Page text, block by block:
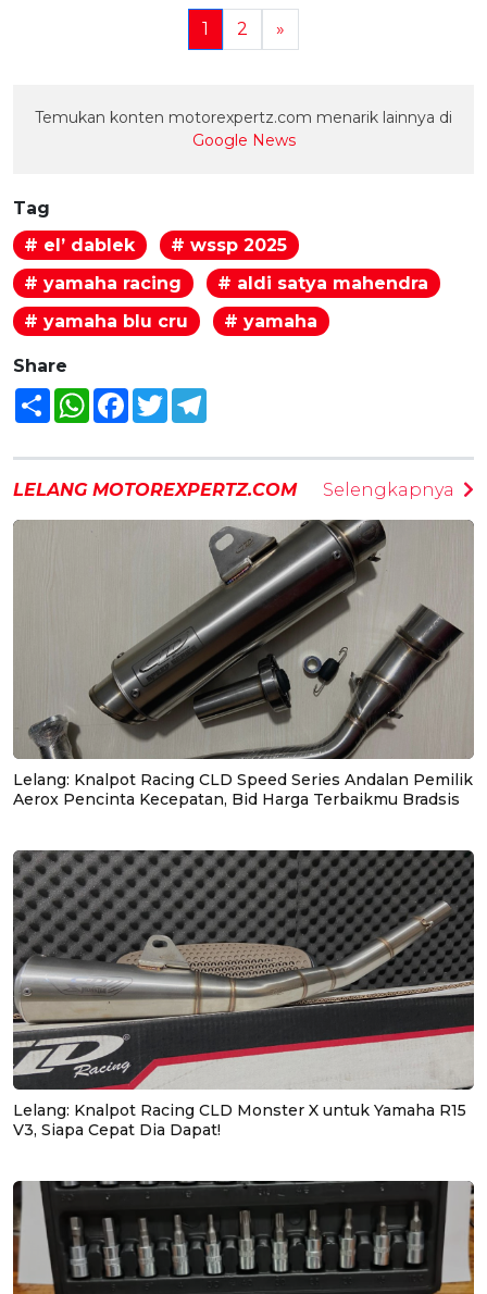
1 2 »
Temukan konten motorexpertz.com menarik lainnya di
Google News
Tag
# el’ dablek
# wssp 2025
# yamaha racing
# aldi satya mahendra
# yamaha blu cru
# yamaha
Share
Share WhatsAppFacebook
Twitter
LELANG MOTOREXPERTZ.COM Selengkapnya
Lelang: Knalpot Racing CLD Speed Series Andalan Pemilik
Aerox Pencinta Kecepatan, Bid Harga Terbaikmu Bradsis
Lelang: Knalpot Racing CLD Monster X untuk Yamaha R15
V3, Siapa Cepat Dia Dapat!